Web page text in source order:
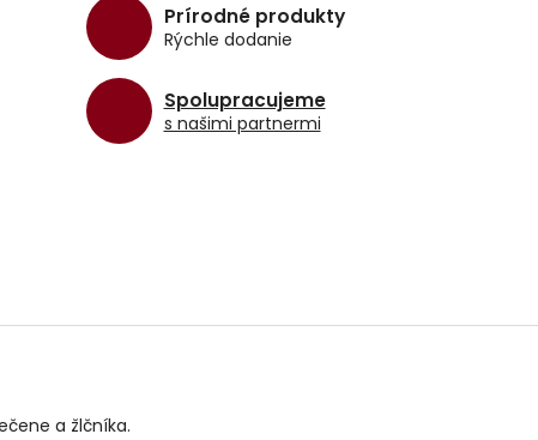
Prírodné produkty
Rýchle dodanie
Spolupracujeme
s našimi partnermi
a žlčníka.